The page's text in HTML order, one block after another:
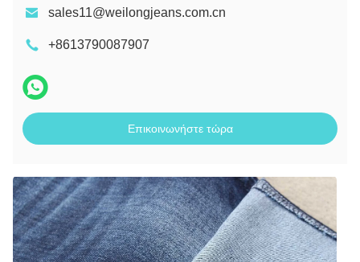
sales11@weilongjeans.com.cn
+8613790087907
Επικοινωνήστε τώρα